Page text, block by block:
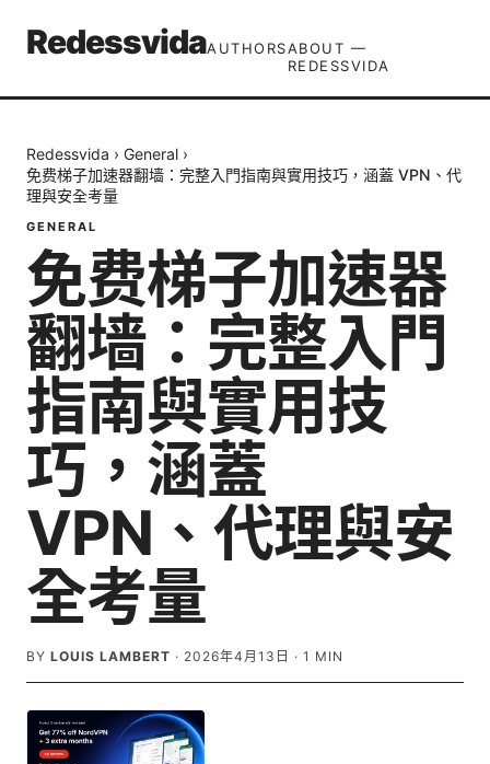
RedessvidaAUTHORSABOUT —
REDESSVIDA
Redessvida › General ›
免费梯子加速器翻墙：完整入門指南與實用技巧，涵蓋 VPN、代
理與安全考量
GENERAL
免费梯子加速器
翻墙：完整入門
指南與實用技
巧，涵蓋
VPN、代理與安
全考量
BY LOUIS LAMBERT · 2026年4月13日 · 1 MIN